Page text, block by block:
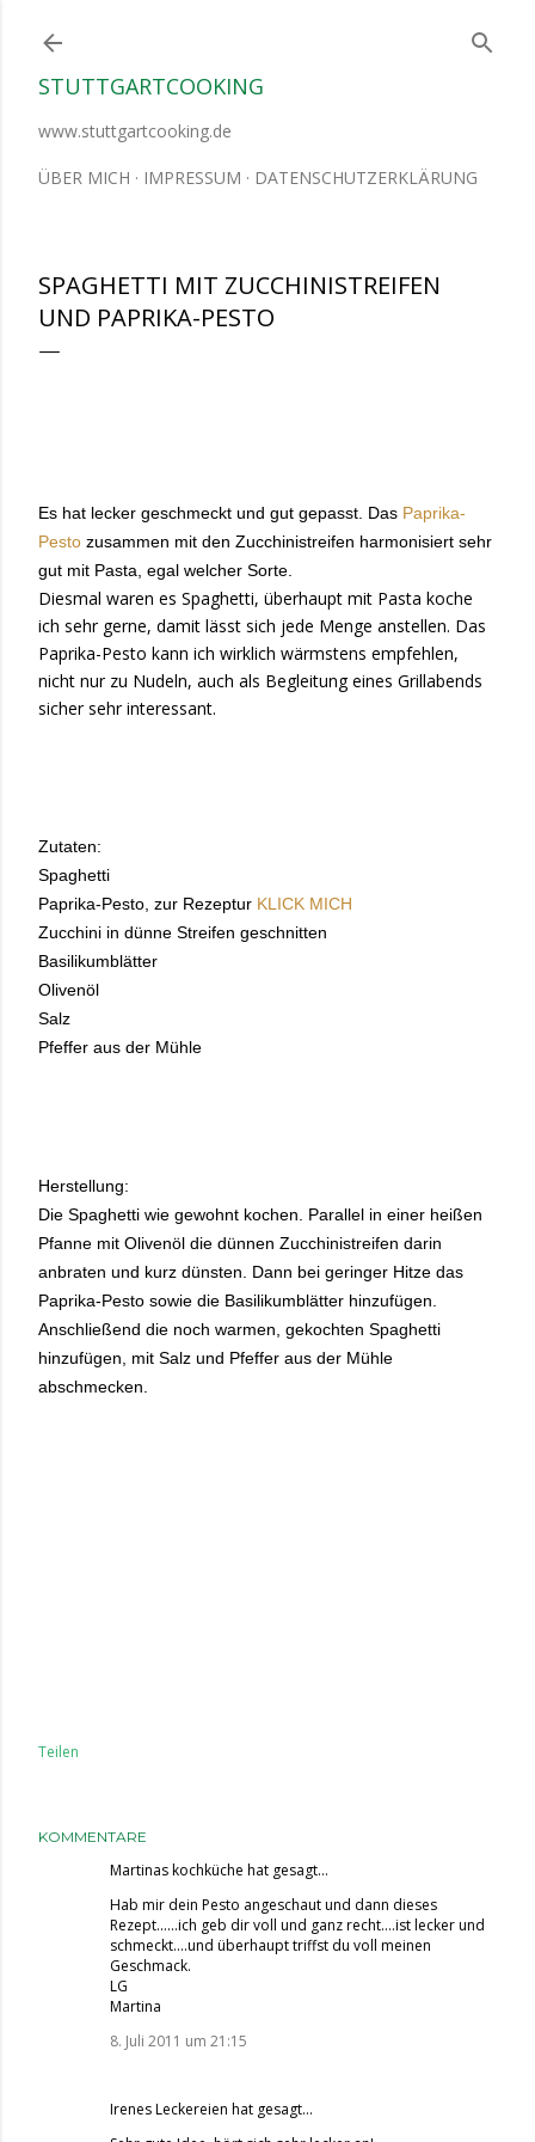
STUTTGARTCOOKING
www.stuttgartcooking.de
ÜBER MICH IMPRESSUM DATENSCHUTZERKLÄRUNG
SPAGHETTI MIT ZUCCHINISTREIFEN
UND PAPRIKA-PESTO
Es hat lecker geschmeckt und gut gepasst. Das Paprika-
Pesto zusammen mit den Zucchinistreifen harmonisiert sehr
gut mit Pasta, egal welcher Sorte.
Diesmal waren es Spaghetti, überhaupt mit Pasta koche
ich sehr gerne, damit lässt sich jede Menge anstellen. Das
Paprika-Pesto kann ich wirklich wärmstens empfehlen,
nicht nur zu Nudeln, auch als Begleitung eines Grillabends
sicher sehr interessant.
Zutaten:
Spaghetti
Paprika-Pesto, zur Rezeptur KLICK MICH
Zucchini in dünne Streifen geschnitten
Basilikumblätter
Olivenöl
Salz
Pfeffer aus der Mühle
Herstellung:
Die Spaghetti wie gewohnt kochen. Parallel in einer heißen
Pfanne mit Olivenöl die dünnen Zucchinistreifen darin
anbraten und kurz dünsten. Dann bei geringer Hitze das
Paprika-Pesto sowie die Basilikumblätter hinzufügen.
Anschließend die noch warmen, gekochten Spaghetti
hinzufügen, mit Salz und Pfeffer aus der Mühle
abschmecken.
Teilen
KOMMENTARE
Martinas kochküche hat gesagt…
Hab mir dein Pesto angeschaut und dann dieses
Rezept......ich geb dir voll und ganz recht....ist lecker und
schmeckt....und überhaupt triffst du voll meinen
Geschmack.
LG
Martina
8. Juli 2011 um 21:15
Irenes Leckereien hat gesagt…